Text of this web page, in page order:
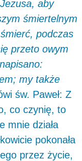
aby
śmiertelnym
podczas
przeto owym
my także
św. Paweł: Z
co czynię, to
mnie działa
pokonała
przez życie,